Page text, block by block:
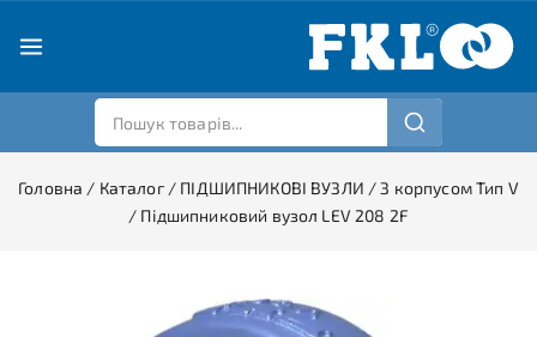
Головна / Каталог / ПІДШИПНИКОВІ ВУЗЛИ / З корпусом Тип V
/ Підшипниковий вузол LEV 208 2F